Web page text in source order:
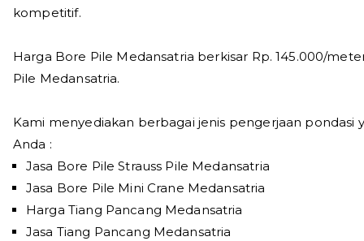
kompetitif.
Harga Bore Pile Medansatria berkisar Rp. 145.000/
Pile Medansatria.
Kami menyediakan berbagai jenis pengerjaan
Anda :
Jasa Bore Pile Strauss Pile Medansatria
Jasa Bore Pile Mini Crane Medansatria
Harga Tiang Pancang Medansatria
Jasa Tiang Pancang Medansatria